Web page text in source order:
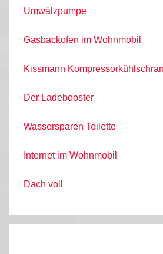
Umwälzpumpe
Gasbackofen im Wohnmobil
Kissmann
Der Ladebooster
Wassersparen Toilette
Internet im Wohnmobil
Dach voll